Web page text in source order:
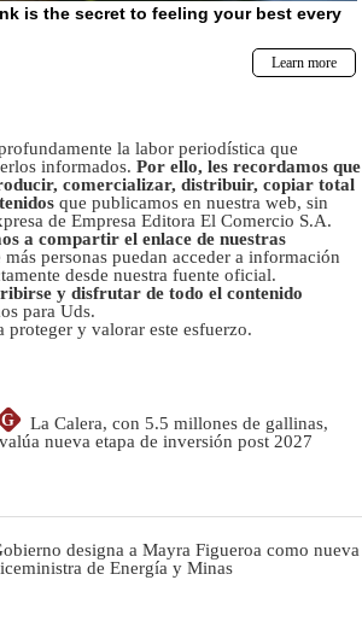
la labor periodística que
informados. Por ello, les recordamos que
comercializar, distribuir, copiar total
que publicamos en nuestra web, sin
de Empresa Editora El Comercio S.A.
a compartir el enlace de nuestras
más personas puedan acceder a información
desde nuestra fuente oficial.
y disfrutar de todo el contenido
para Uds.
proteger y valorar este esfuerzo.
G
La Calera, con 5.5 millones de gallinas,
nueva etapa de inversión post 2027
designa a Mayra Figueroa como nueva
de Energía y Minas